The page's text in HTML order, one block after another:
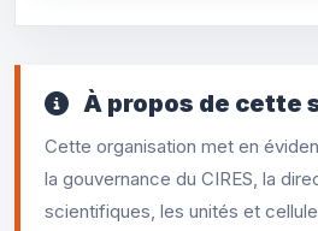
À propos de cette
Cette organisation met en
la gouvernance du CIRES, la
scientifiques, les unités et